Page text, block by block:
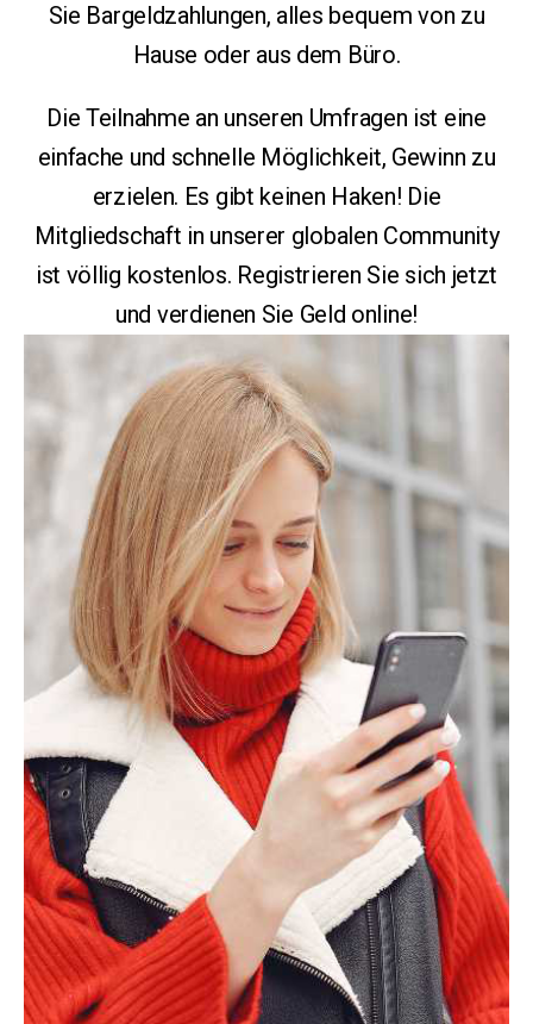
Sie Bargeldzahlungen, alles bequem von zu
Hause oder aus dem Büro.
Die Teilnahme an unseren Umfragen ist eine
einfache und schnelle Möglichkeit, Gewinn zu
erzielen. Es gibt keinen Haken! Die
Mitgliedschaft in unserer globalen Community
ist völlig kostenlos. Registrieren Sie sich jetzt
und verdienen Sie Geld online!